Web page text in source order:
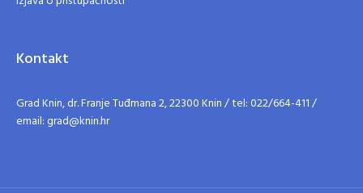
Kontakt
Grad Knin, dr. Franje Tuđmana 2, 22300 Knin / tel: 022/664-411 /
email: grad@knin.hr